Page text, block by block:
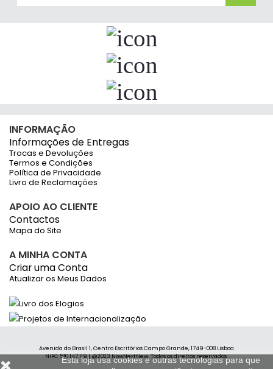
INFORMAÇÃO
Informações de Entregas
Trocas e Devoluções
Termos e Condições
Política de Privacidade
Livro de Reclamações
APOIO AO CLIENTE
Contactos
Mapa do Site
A MINHA CONTA
Criar uma Conta
Atualizar os Meus Dados
Avenida do Brasil 1, Centro Escritórios Campo Grande, 1749-008 Lisboa
NIPC 510 147 119 | @2023 NowNextNew. Todos os direitos reservados.
Esta loja usa cookies e outras tecnologias para que